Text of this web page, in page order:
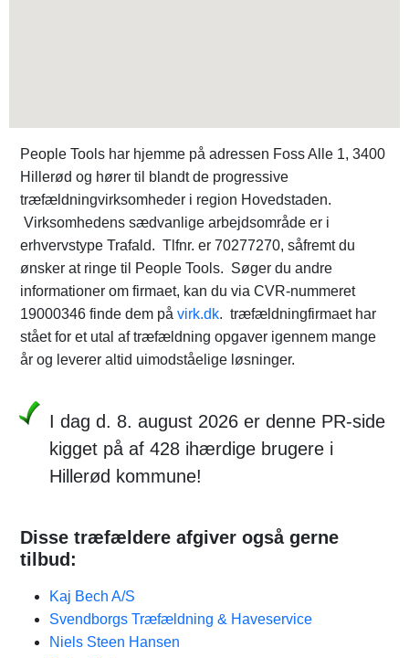
People Tools har hjemme på adressen Foss Alle 1, 3400
Hillerød og hører til blandt de progressive
træfældningvirksomheder i region Hovedstaden.
Virksomhedens sædvanlige arbejdsområde er i
erhvervstype Trafald. Tlfnr. er 70277270, såfremt du
ønsker at ringe til People Tools. Søger du andre
informationer om firmaet, kan du via CVR-nummeret
19000346 finde dem på virk.dk. træfældningfirmaet har
stået for et utal af træfældning opgaver igennem mange
år og leverer altid uimodståelige løsninger.
I dag d. 8. august 2026 er denne PR-side
kigget på af 428 ihærdige brugere i
Hillerød kommune!
Disse træfældere afgiver også gerne
tilbud:
Kaj Bech A/S
Svendborgs Træfældning & Haveservice
Niels Steen Hansen